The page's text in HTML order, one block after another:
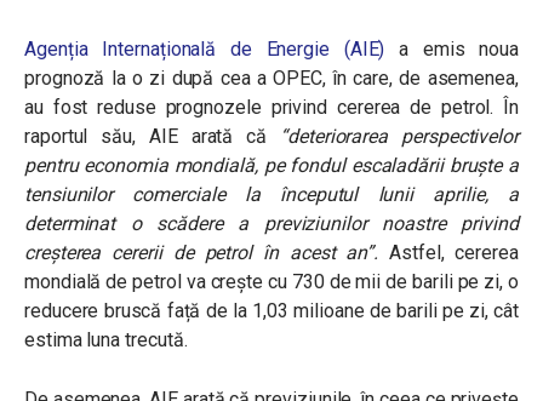
Agenția Internațională de Energie (AIE) a emis noua
prognoză la o zi după cea a OPEC, în care, de asemenea,
au fost reduse prognozele privind cererea de petrol. În
raportul său, AIE arată că
“deteriorarea perspectivelor
pentru economia mondială, pe fondul escaladării bruște a
tensiunilor comerciale la începutul lunii aprilie, a
determinat o scădere a previziunilor noastre privind
creșterea cererii de petrol în acest an”. Astfel, cererea
mondială de petrol va crește cu 730 de mii de barili pe zi, o
reducere bruscă față de la 1,03 milioane de barili pe zi, cât
estima luna trecută.